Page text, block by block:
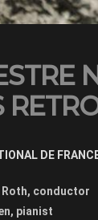
DE
conductor
pianist